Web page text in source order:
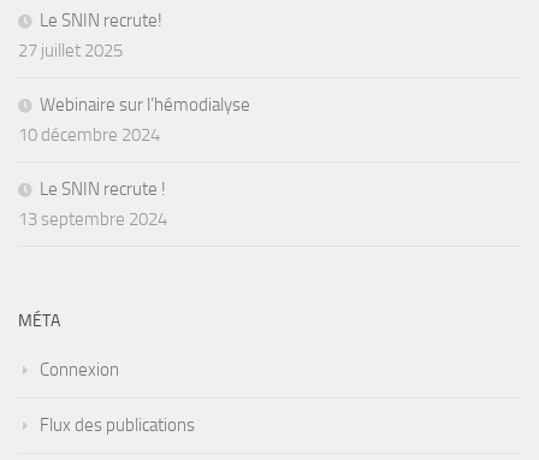
Le SNIN recrute!
27 juillet 2025
Webinaire sur l’hémodialyse
10 décembre 2024
Le SNIN recrute !
13 septembre 2024
MÉTA
Connexion
Flux des publications